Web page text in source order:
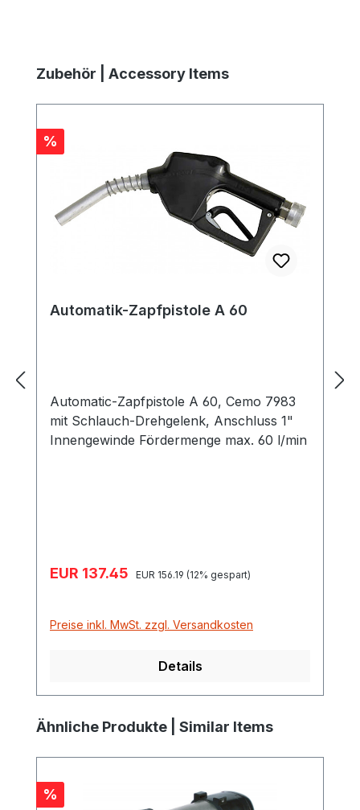
Produktgalerie überspringen
Zubehör | Accessory Items
Rabatt
%
Automatik-Zapfpistole A 60
Automatic-Zapfpistole A 60, Cemo 7983
mit Schlauch-Drehgelenk, Anschluss 1"
Innengewinde Fördermenge max. 60 l/min
Verkaufspreis:
EUR 137.45 Regulärer Preis:
EUR 156.19 (12% gespart)
Preise inkl. MwSt. zzgl. Versandkosten
Details
Produktgalerie überspringen
Ähnliche Produkte | Similar Items
Rabatt
%